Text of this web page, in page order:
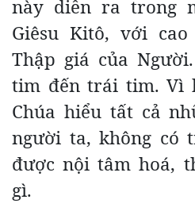
này diễn ra trong
Giêsu Kitô, với
Thập giá của
tim đến trái tim. Vì
Chúa hiểu tất cả
người ta, không có
được nội tâm hoá,
gì.